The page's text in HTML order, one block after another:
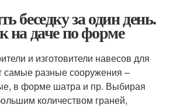
беседку за один день.
на даче по форме
и изготовители навесов для
самые разные сооружения –
в форме шатра и пр. Выбирая
количеством граней,